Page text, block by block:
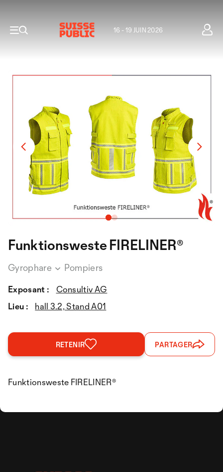
16 - 19 JUIN 2026
Funktionsweste FIRELINER®
Gyrophare Pompiers
Exposant :
Consultiv AG
Lieu :
hall 3.2, Stand A01
RETENIR PARTAGER
Funktionsweste FIRELINER®